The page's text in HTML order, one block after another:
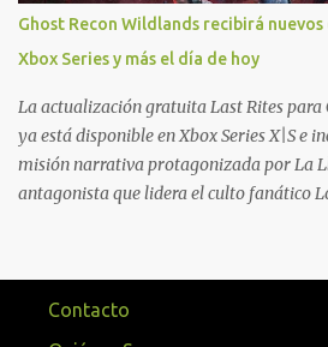
jugar una pequeña porción de los juegos
mediante xCloud y más de 600 juegos
compramos previamente (con más títulos
compatibles con la función Transmite tu
leer más...
Ghost Recon Wildlands recibirá
Xbox Series y más el día de hoy
La actualización gratuita Last Rites para
ya está disponible en Xbox Series X|S e
misión narrativa protagonizada por La
antagonista que lidera el culto fanático
Predator , uno de los desafíos más
junto con múltiples mejoras centradas
juego. Uno de los aspectos más
Contacto